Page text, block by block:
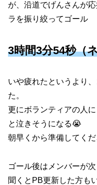
が、沿道でげんさんが
ラを振り絞ってゴール
3時間3分54秒（
いや疲れたというより
た。
更にボランティアの人
と泣きそうになる😭
朝早くから準備してく
ゴール後はメンバーが次
聞くとPB更新した方も